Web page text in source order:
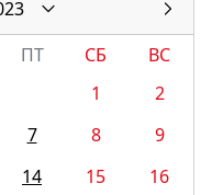
ПТ СБ
ВС
1
2
7 8
9
14 15
16